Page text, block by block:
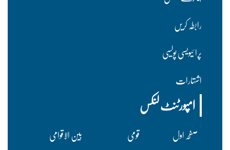
رابطہ کریں
پرا ئیویسی پولسیی
اشتہارات
امپورٹنٹ لنکس
صفحہ اول قومی
بین الاقوامی